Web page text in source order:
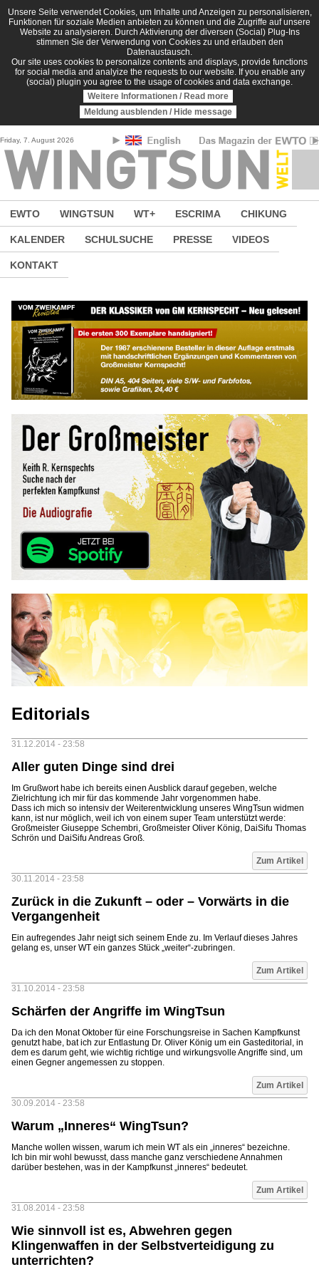
Direkt zum Inhalt
Unsere Seite verwendet Cookies, um Inhalte und Anzeigen zu personalisieren,
Funktionen für soziale Medien anbieten zu können und die Zugriffe auf unsere
Website zu analysieren. Durch Aktivierung der diversen (Social) Plug-Ins
stimmen Sie der Verwendung von Cookies zu und erlauben den
Datenaustausch.
Our site uses cookies to personalize contents and displays, provide functions
for social media and analyize the requests to our website. If you enable any
(social) plugin you agree to the usage of cookies and data exchange.
Weitere Informationen / Read more
Meldung ausblenden / Hide message
Friday, 7. August 2026
EWTO WINGTSUN WT+ ESCRIMA CHIKUNG
KALENDER SCHULSUCHE PRESSE VIDEOS
KONTAKT
Editorials
31.12.2014 - 23:58
Aller guten Dinge sind drei
Im Grußwort habe ich bereits einen Ausblick darauf gegeben, welche
Zielrichtung ich mir für das kommende Jahr vorgenommen habe.
Dass ich mich so intensiv der Weiterentwicklung unseres WingTsun widmen
kann, ist nur möglich, weil ich von einem super Team unterstützt werde:
Großmeister Giuseppe Schembri, Großmeister Oliver König, DaiSifu Thomas
Schrön und DaiSifu Andreas Groß.
Zum Artikel
30.11.2014 - 23:58
Zurück in die Zukunft – oder – Vorwärts in die
Vergangenheit
Ein aufregendes Jahr neigt sich seinem Ende zu. Im Verlauf dieses Jahres
gelang es, unser WT ein ganzes Stück „weiter“-zubringen.
Zum Artikel
31.10.2014 - 23:58
Schärfen der Angriffe im WingTsun
Da ich den Monat Oktober für eine Forschungsreise in Sachen Kampfkunst
genutzt habe, bat ich zur Entlastung Dr. Oliver König um ein Gasteditorial, in
dem es darum geht, wie wichtig richtige und wirkungsvolle Angriffe sind, um
einen Gegner angemessen zu stoppen.
Zum Artikel
30.09.2014 - 23:58
Warum „Inneres“ WingTsun?
Manche wollen wissen, warum ich mein WT als ein „inneres“ bezeichne.
Ich bin mir wohl bewusst, dass manche ganz verschiedene Annahmen
darüber bestehen, was in der Kampfkunst „inneres“ bedeutet.
Zum Artikel
31.08.2014 - 23:58
Wie sinnvoll ist es, Abwehren gegen
Klingenwaffen in der Selbstverteidigung zu
unterrichten?